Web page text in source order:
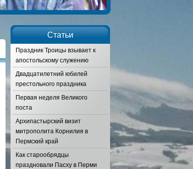
Статьи
Праздник Троицы взывает к
апостольскому служению
Двадцатилетний юбилей
престольного праздника
Первая неделя Великого
поста
Архипастырский визит
митрополита Корнилия в
Пермский край
Как старообрядцы
праздновали Пасху в Перми